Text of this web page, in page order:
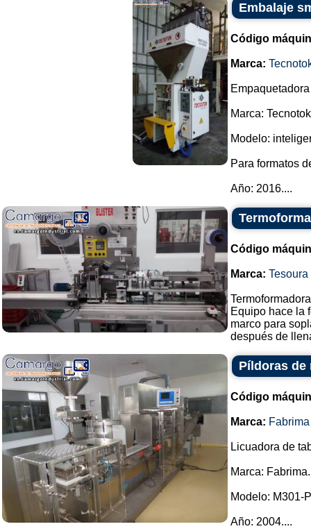
Embalaje
Código
Marca:
Marca:
Modelo:
Para formatos
Año: 2016....
Código
Marca: Tesoura
Equipo hace la
marco para
después de
Píldoras de
Código
Marca: Fabrima
Licuadora de
Marca: Fabrima.
Modelo: M301-
Año: 2004....